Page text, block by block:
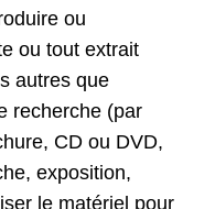
ou
ou tout extrait
autres que
recherche (par
CD ou DVD,
exposition,
le matériel pour